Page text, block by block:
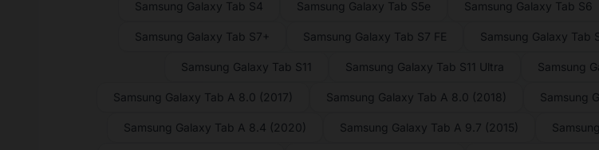
Samsung Galaxy Tab S4 Samsung Galaxy Tab S5e Samsung Galaxy Tab S6
Samsung Galaxy Tab S7+ Samsung Galaxy Tab S7 FE Samsung Galaxy Tab
Samsung Galaxy Tab S11 Samsung Galaxy Tab S11 Ultra Samsung
Samsung Galaxy Tab A 8.0 (2017) Samsung Galaxy Tab A 8.0 (2018) Samsung
Samsung Galaxy Tab A 8.4 (2020) Samsung Galaxy Tab A 9.7 (2015)